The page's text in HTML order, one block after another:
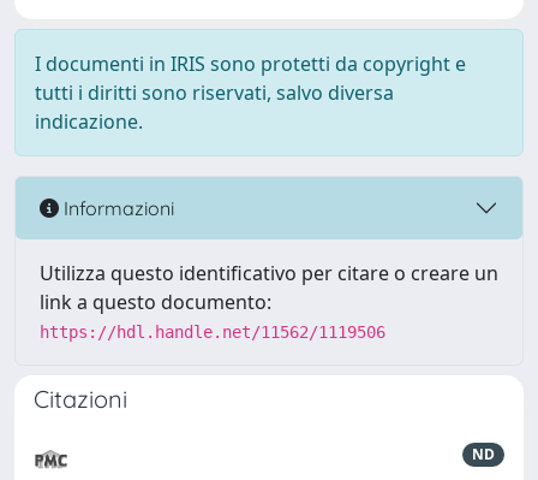
I documenti in IRIS sono protetti da copyright e
tutti i diritti sono riservati, salvo diversa
indicazione.
Informazioni
Utilizza questo identificativo per citare o creare un
link a questo documento:
https://hdl.handle.net/11562/1119506
Citazioni
ND